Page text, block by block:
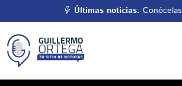
Últimas noticias.